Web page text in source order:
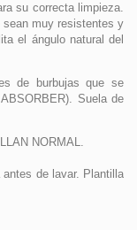
su correcta limpieza.
sean muy resistentes y
el ángulo natural del
de burbujas que se
Suela de
NORMAL.
de lavar. Plantilla